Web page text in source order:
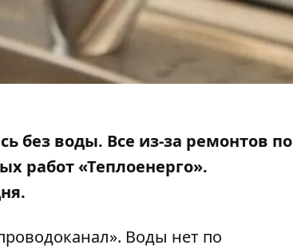
без воды. Все из-за ремонтов по
работ «Теплоенерго».
». Воды нет по